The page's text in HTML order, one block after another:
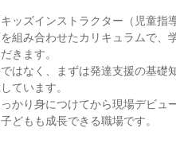
ッズインストラクター（児童指
組み合わせたカリキュラムで、
きます。
はなく、まずは発達支援の基
ています。
かり身につけてから現場デビュ
どもも成長できる職場です。